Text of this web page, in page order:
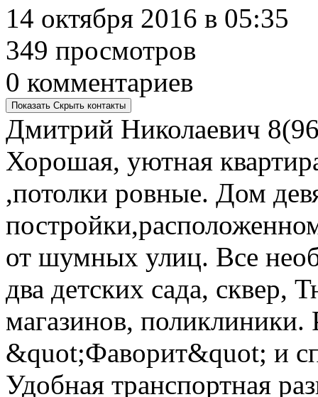
14 октября 2016 в 05:35
349 просмотров
0 комментариев
Показать Скрыть контакты
Дмитрий Николаевич
Хорошая, уютная
,потолки ровные. Дом
от шумных улиц. Все
два детских сада,
магазинов,
&quot;Фаворит&quot; и
Удобная транспортная